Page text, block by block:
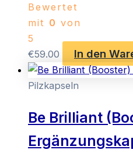
Bewertet
mit 0 von
5
€59.00 In den
Pilzkapseln
Be Brilliant